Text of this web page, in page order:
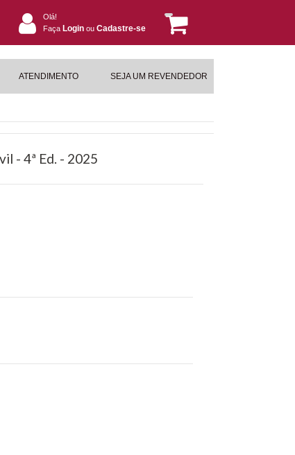
Olá!
Faça Login ou Cadastre-se
ATENDIMENTO SEJA UM REVENDEDOR
- 4ª Ed. - 2025